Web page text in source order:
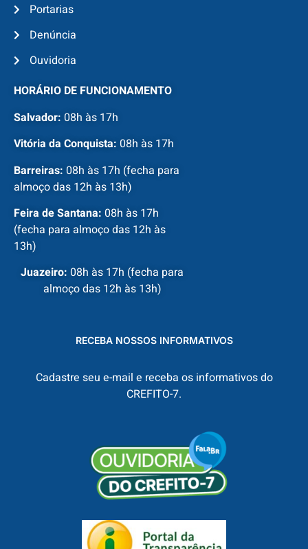
Portarias
Denúncia
Ouvidoria
HORÁRIO DE FUNCIONAMENTO
Salvador: 08h às 17h
Vitória da Conquista: 08h às 17h
Barreiras: 08h às 17h (fecha para
almoço das 12h às 13h)
Feira de Santana: 08h às 17h
(fecha para almoço das 12h às
13h)
Juazeiro: 08h às 17h (fecha para
almoço das 12h às 13h)
RECEBA NOSSOS INFORMATIVOS
Cadastre seu e-mail e receba os informativos do
CREFITO-7.